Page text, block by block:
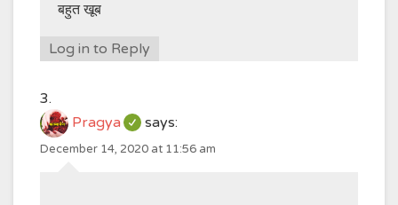
बहुत खूब
Log in to Reply
Pragya says:
December 14, 2020 at 11:56 am